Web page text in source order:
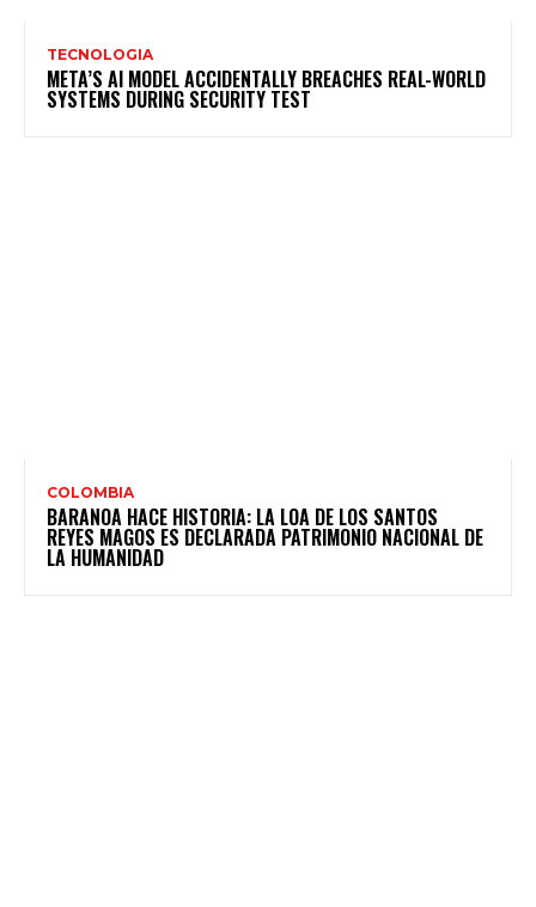
TECNOLOGIA
META’S AI MODEL ACCIDENTALLY BREACHES REAL-WORLD
SYSTEMS DURING SECURITY TEST
COLOMBIA
BARANOA HACE HISTORIA: LA LOA DE LOS SANTOS
REYES MAGOS ES DECLARADA PATRIMONIO NACIONAL DE
LA HUMANIDAD